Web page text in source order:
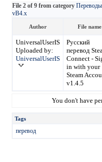
File 2 of 9 from category
vB4.х
Author File name
UniversalUserIS
Uploaded by:
UniversalUserIS
Русский
перевод
Connect -
in with your
Steam
v1.4.5
You don't have
Tags
перевод